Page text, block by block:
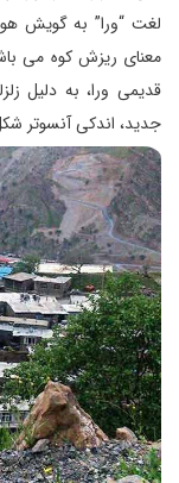
لغت “ورا” به گویش
معنای ریزش کوه می
قدیمی ورا، به دلیل
جدید، اندکی آنسوتر